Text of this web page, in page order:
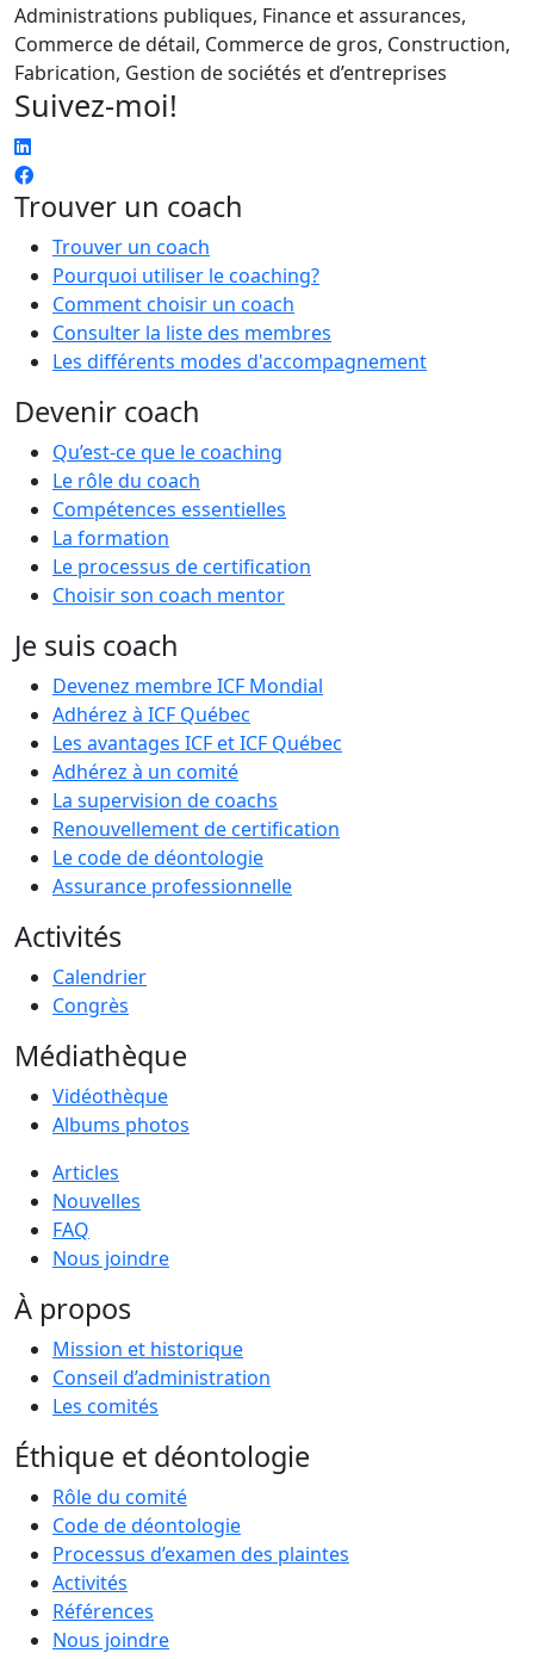
Administrations publiques, Finance et assurances,
Commerce de détail, Commerce de gros, Construction,
Fabrication, Gestion de sociétés et d’entreprises
Suivez-moi!
Trouver un coach
Trouver un coach
Pourquoi utiliser le coaching?
Comment choisir un coach
Consulter la liste des membres
Les différents modes d'accompagnement
Devenir coach
Qu’est-ce que le coaching
Le rôle du coach
Compétences essentielles
La formation
Le processus de certification
Choisir son coach mentor
Je suis coach
Devenez membre ICF Mondial
Adhérez à ICF Québec
Les avantages ICF et ICF Québec
Adhérez à un comité
La supervision de coachs
Renouvellement de certification
Le code de déontologie
Assurance professionnelle
Activités
Calendrier
Congrès
Médiathèque
Vidéothèque
Albums photos
Articles
Nouvelles
FAQ
Nous joindre
À propos
Mission et historique
Conseil d’administration
Les comités
Éthique et déontologie
Rôle du comité
Code de déontologie
Processus d’examen des plaintes
Activités
Références
Nous joindre